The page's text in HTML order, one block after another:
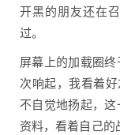
开黑的朋友还在
过。
屏幕上的加载圈
次响起，我看着
不自觉地扬起，
资料，看着自己